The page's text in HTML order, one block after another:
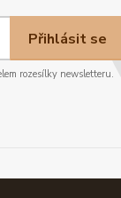
Přihlásit se
rozesílky newsletteru.